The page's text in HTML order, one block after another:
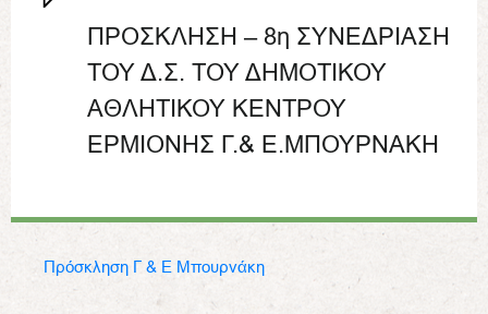
ΠΡΟΣΚΛΗΣΗ – 8η ΣΥΝΕΔΡΙΑΣΗ
ΤΟΥ Δ.Σ. ΤΟΥ ΔΗΜΟΤΙΚΟΥ
ΑΘΛΗΤΙΚΟΥ ΚΕΝΤΡΟΥ
ΕΡΜΙΟΝΗΣ Γ.& Ε.ΜΠΟΥΡΝΑΚΗ
Πρόσκληση Γ & Ε Μπουρνάκη